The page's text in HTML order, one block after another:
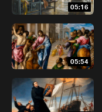
05:16
05:54